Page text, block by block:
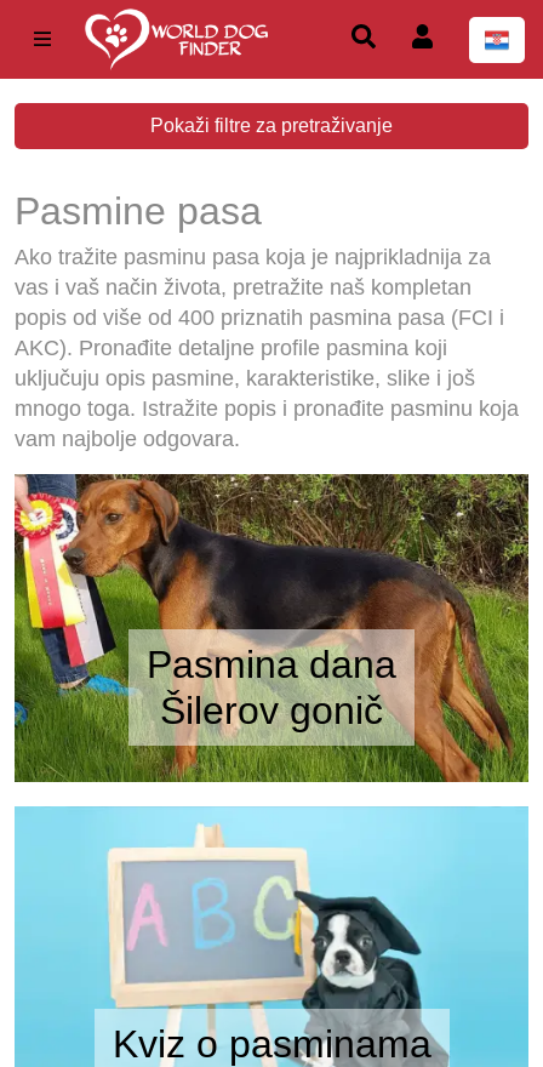
Pokaži filtre za pretraživanje
Pasmine pasa
Ako tražite pasminu pasa koja je najprikladnija za
vas i vaš način života, pretražite naš kompletan
popis od više od 400 priznatih pasmina pasa (FCI i
AKC). Pronađite detaljne profile pasmina koji
uključuju opis pasmine, karakteristike, slike i još
mnogo toga. Istražite popis i pronađite pasminu koja
vam najbolje odgovara.
Pasmina dana
Šilerov gonič
Kviz o pasminama